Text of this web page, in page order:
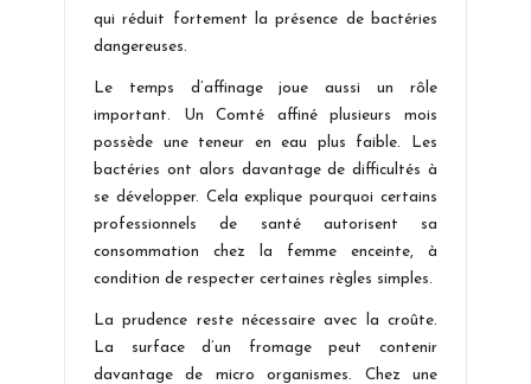
qui réduit fortement la présence de bactéries
dangereuses.
Le temps d’affinage joue aussi un rôle
important. Un Comté affiné plusieurs mois
possède une teneur en eau plus faible. Les
bactéries ont alors davantage de difficultés à
se développer. Cela explique pourquoi certains
professionnels de santé autorisent sa
consommation chez la femme enceinte, à
condition de respecter certaines règles simples.
La prudence reste nécessaire avec la croûte.
La surface d’un fromage peut contenir
davantage de micro organismes. Chez une